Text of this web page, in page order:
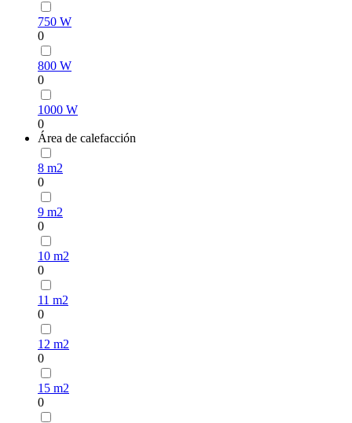
750 W
0
800 W
0
1000 W
0
Área de calefacción
8 m2
0
9 m2
0
10 m2
0
11 m2
0
12 m2
0
15 m2
0